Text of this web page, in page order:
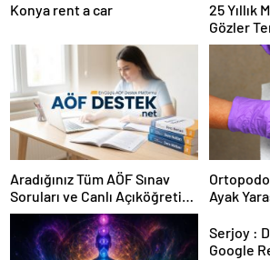
Konya rent a car
25 Yıllık
Gözler
Karar
Aradığınız Tüm AÖF Sınav
Soruları ve Canlı Açıköğretim
Forumu Burada
Ayak
Serjoy : Dijital Medya Ajansı,
Google